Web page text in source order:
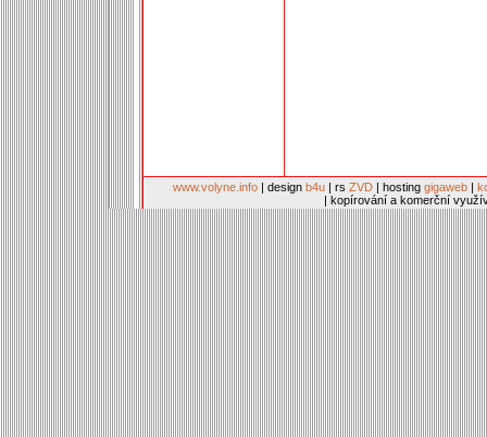
www.volyne.info | design b4u | rs ZVD | hosting gigaweb |
| kopírování a komerční